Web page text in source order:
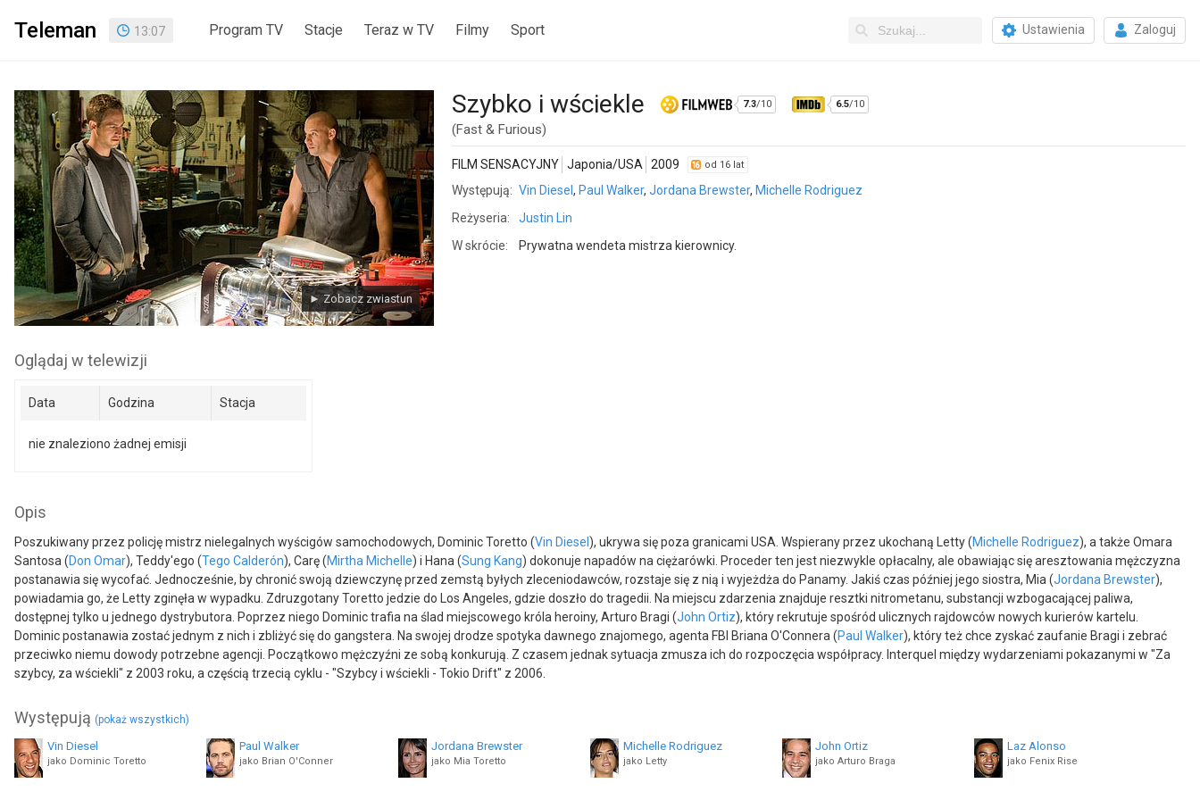
Teleman 13:07 Program TV Stacje Teraz w TV Filmy Sport Ustawienia Zaloguj
► Zobacz zwiastun
Szybko i wściekle 7.3/10 6.5/10
(Fast & Furious)
FILM SENSACYJNY Japonia/USA 2009 od 16 lat
Występują: Vin Diesel , Paul Walker, Jordana Brewster, Michelle Rodriguez
Reżyseria:
Justin Lin
W skrócie:
Prywatna wendeta mistrza kierownicy.
Oglądaj w telewizji
Data Godzina Stacja
nie znaleziono żadnej emisji
Opis
Poszukiwany przez policję mistrz nielegalnych wyścigów samochodowych, Dominic Toretto (Vin Diesel ), ukrywa się poza granicami USA. Wspierany przez ukochaną Letty (Michelle Rodriguez), a także Omara
Santosa (Don Omar), Teddy'ego (Tego Calderón), Carę (Mirtha Michelle) i Hana (Sung Kang) dokonuje napadów na ciężarówki. Proceder ten jest niezwykle opłacalny, ale obawiając się aresztowania mężczyzna
postanawia się wycofać. Jednocześnie, by chronić swoją dziewczynę przed zemstą byłych zleceniodawców, rozstaje się z nią i wyjeżdża do Panamy. Jakiś czas później jego siostra, Mia (Jordana Brewster),
powiadamia go, że Letty zginęła w wypadku. Zdruzgotany Toretto jedzie do Los Angeles, gdzie doszło do tragedii. Na miejscu zdarzenia znajduje resztki nitrometanu, substancji wzbogacającej paliwa,
dostępnej tylko u jednego dystrybutora. Poprzez niego Dominic trafia na ślad miejscowego króla heroiny, Arturo Bragi (John Ortiz), który rekrutuje spośród ulicznych rajdowców nowych kurierów kartelu.
Dominic postanawia zostać jednym z nich i zbliżyć się do gangstera. Na swojej drodze spotyka dawnego znajomego, agenta FBI Briana O'Connera (Paul Walker), który też chce zyskać zaufanie Bragi i zebrać
przeciwko niemu dowody potrzebne agencji. Początkowo mężczyźni ze sobą konkurują. Z czasem jednak sytuacja zmusza ich do rozpoczęcia współpracy. Interquel między wydarzeniami pokazanymi w "Za
szybcy, za wściekli" z 2003 roku, a częścią trzecią cyklu - "Szybcy i wściekli - Tokio Drift" z 2006.
Występują (pokaż wszystkich)
Vin Diesel
jako Dominic Toretto
Paul Walker
jako Brian O'Conner
Jordana Brewster
jako Mia Toretto
Michelle Rodriguez
jako Letty
John Ortiz
jako Arturo Braga
Laz Alonso
jako Fenix Rise